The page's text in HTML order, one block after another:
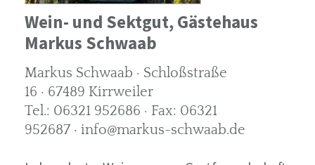
Wein- und Sektgut, Gästehaus
Markus Schwaab
Markus Schwaab · Schloßstraße
16 · 67489 Kirrweiler
Tel.: 06321 952686 · Fax: 06321
952687 · info@markus-schwaab.de